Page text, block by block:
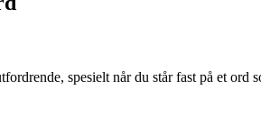
spesielt når du står fast på et